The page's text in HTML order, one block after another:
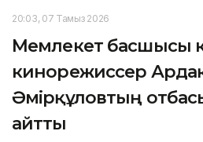
20:03, 07 Тамыз 2026
Мемлекет басшысы
кинорежиссер
Әмірқұловтың
айтты